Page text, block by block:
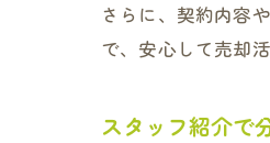
さらに、契約内容
で、安心して売却
スタッフ紹介で